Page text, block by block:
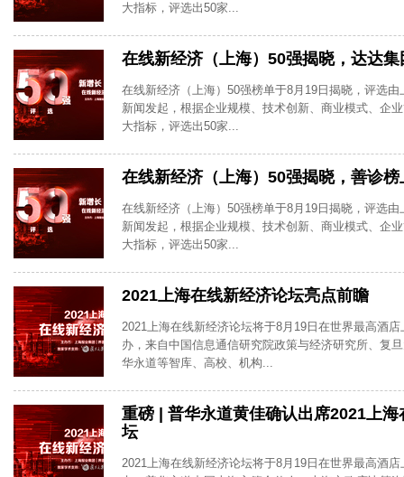
大指标，评选出50家...
在线新经济（上海）50强揭晓，达达
在线新经济（上海）50强榜单于8月19日揭晓，评选
新闻发起，根据企业规模、技术创新、商业模式、企
大指标，评选出50家...
在线新经济（上海）50强揭晓，善诊榜
在线新经济（上海）50强榜单于8月19日揭晓，评选
新闻发起，根据企业规模、技术创新、商业模式、企
大指标，评选出50家...
2021上海在线新经济论坛亮点前瞻
2021上海在线新经济论坛将于8月19日在世界最高酒
办，来自中国信息通信研究院政策与经济研究所、复
华永道等智库、高校、机构...
重磅 | 普华永道黄佳确认出席2021上海
坛
2021上海在线新经济论坛将于8月19日在世界最高酒